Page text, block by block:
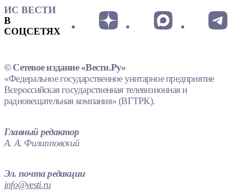
ИС ВЕСТИ
В
СОЦСЕТЯХ
© Сетевое издание «Вести.Ру»
«Федеральное государственное унитарное предприятие
Всероссийская государственная телевизионная и
радиовещательная компания» (ВГТРК).
Главный редактор
А. А. Филипповский
Эл. почта редакции
info@vesti.ru